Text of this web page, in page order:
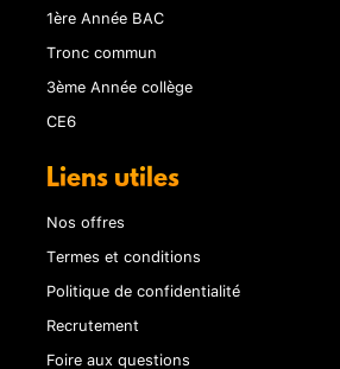
1ère Année BAC
Tronc commun
3ème Année collège
CE6
Liens utiles
Nos offres
Termes et conditions
Politique de confidentialité
Recrutement
Foire aux questions